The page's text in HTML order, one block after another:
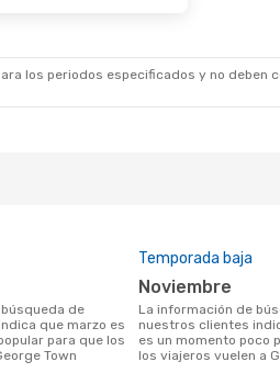
los periodos especificados y no deben
que marzo es
para que los
Town
Temporada baja
noviembre
La información de búsqueda de
nuestros clientes
es un momento poco
los viajeros vuelen a